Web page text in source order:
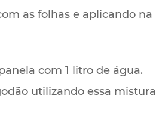
as folhas e aplicando na
com 1 litro de água.
utilizando essa mistura